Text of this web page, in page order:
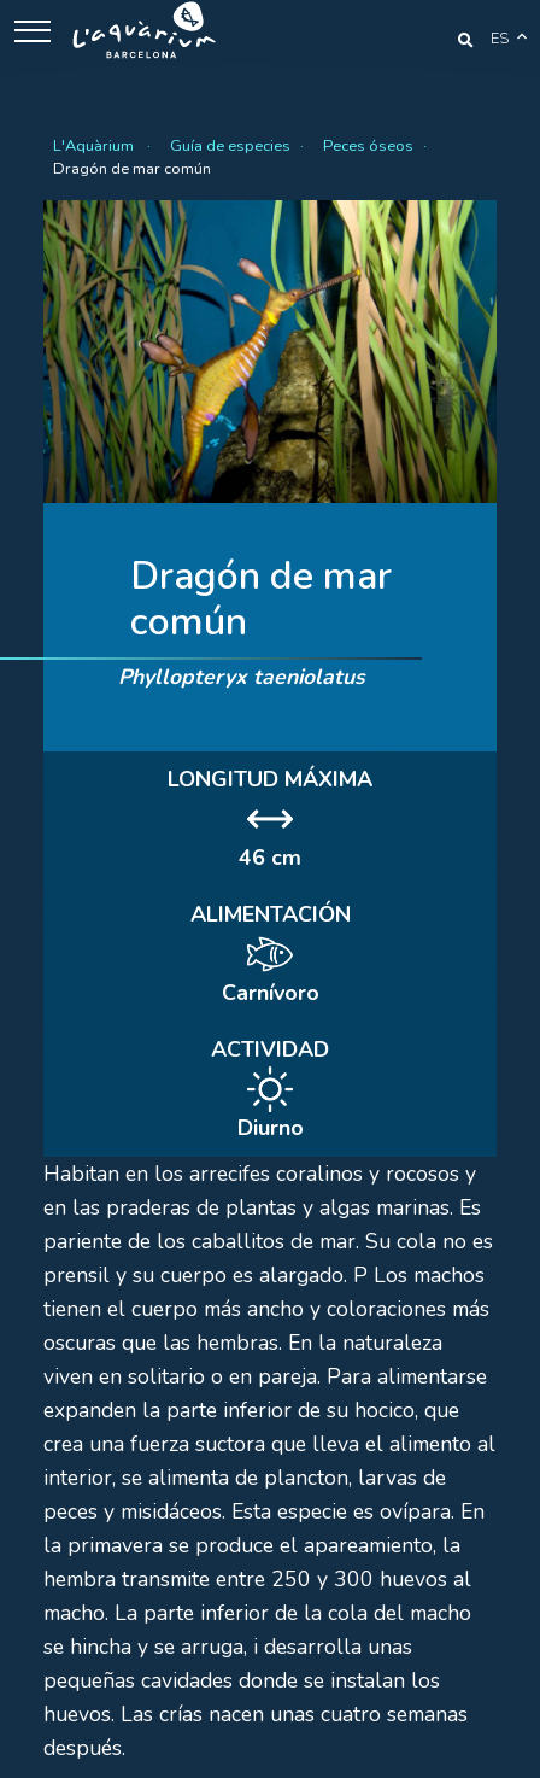
ES
L'Aquàrium Guía de especies
Peces óseos
Dragón de mar común
Dragón de mar
común
Phyllopteryx taeniolatus
LONGITUD MÁXIMA
46 cm
ALIMENTACIÓN
Carnívoro
ACTIVIDAD
Diurno
Habitan en los arrecifes coralinos y rocosos y
en las praderas de plantas y algas marinas. Es
pariente de los caballitos de mar. Su cola no es
prensil y su cuerpo es alargado. P Los machos
tienen el cuerpo más ancho y coloraciones más
oscuras que las hembras. En la naturaleza
viven en solitario o en pareja. Para alimentarse
expanden la parte inferior de su hocico, que
crea una fuerza suctora que lleva el alimento al
interior, se alimenta de plancton, larvas de
peces y misidáceos. Esta especie es ovípara. En
la primavera se produce el apareamiento, la
hembra transmite entre 250 y 300 huevos al
macho. La parte inferior de la cola del macho
se hincha y se arruga, i desarrolla unas
pequeñas cavidades donde se instalan los
huevos. Las crías nacen unas cuatro semanas
después.